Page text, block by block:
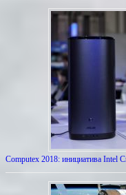
Computex 2018: инициатива Intel